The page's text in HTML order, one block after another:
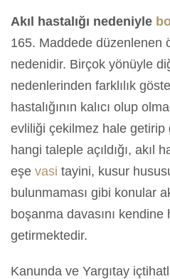
Akıl hastalığı nedeniyle
165. Maddede düzenlenen
nedenidir. Birçok yönüyle
nedenlerinden farklılık
hastalığının kalıcı olup
evliliği çekilmez hale getirip
hangi taleple açıldığı, akıl
eşe vasi tayini, kusur
bulunmaması gibi konular
boşanma davasını
getirmektedir.
Kanunda ve Yargıtay